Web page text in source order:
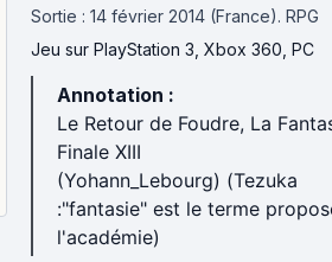
Sortie : 14 février 2014 (France). RPG
Jeu sur PlayStation 3, Xbox 360, PC
Annotation :
Le Retour de Foudre, La
Finale XIII
(Yohann_Lebourg) (Tezuka
:"fantasie" est le terme
l'académie)